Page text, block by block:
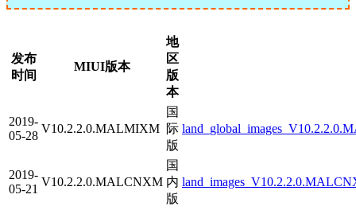
发布
时间
MIUI版本
地
区
版
本
2019-
05-28
V10.2.2.0.MALMIXM
国
际
版
2019-
05-21
V10.2.2.0.MALCNXM
国
内
版